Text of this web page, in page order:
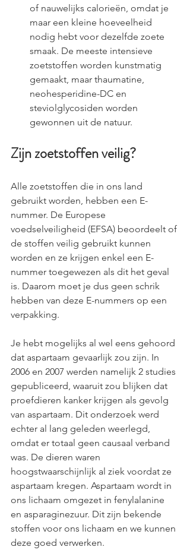
of nauwelijks calorieën, omdat je
maar een kleine hoeveelheid
nodig hebt voor dezelfde zoete
smaak. De meeste intensieve
zoetstoffen worden kunstmatig
gemaakt, maar thaumatine,
neohesperidine-DC en
steviolglycosiden worden
gewonnen uit de natuur.
Zijn zoetstoffen veilig?
Alle zoetstoffen die in ons land
gebruikt worden, hebben een E-
nummer. De Europese
voedselveiligheid (EFSA) beoordeelt of
de stoffen veilig gebruikt kunnen
worden en ze krijgen enkel een E-
nummer toegewezen als dit het geval
is. Daarom moet je dus geen schrik
hebben van deze E-nummers op een
verpakking.
Je hebt mogelijks al wel eens gehoord
dat aspartaam gevaarlijk zou zijn. In
2006 en 2007 werden namelijk 2 studies
gepubliceerd, waaruit zou blijken dat
proefdieren kanker krijgen als gevolg
van aspartaam. Dit onderzoek werd
echter al lang geleden weerlegd,
omdat er totaal geen causaal verband
was. De dieren waren
hoogstwaarschijnlijk al ziek voordat ze
aspartaam kregen. Aspartaam wordt in
ons lichaam omgezet in fenylalanine
en asparaginezuur. Dit zijn bekende
stoffen voor ons lichaam en we kunnen
deze goed verwerken.